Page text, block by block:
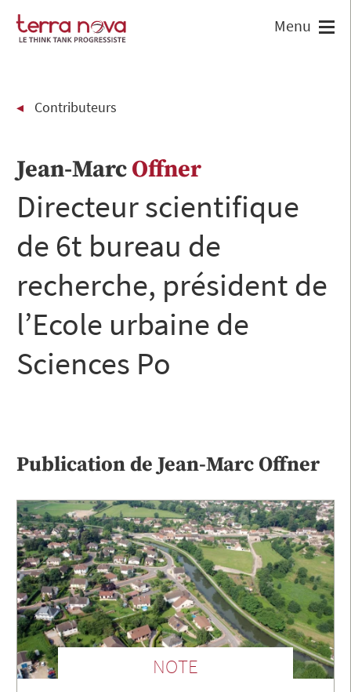
Contributeurs
Jean-MarcOffner
Directeur scientifique
de 6t bureau de
recherche, président de
l’Ecole urbaine de
Sciences Po
Publication deJean-Marc Offner
NOTE